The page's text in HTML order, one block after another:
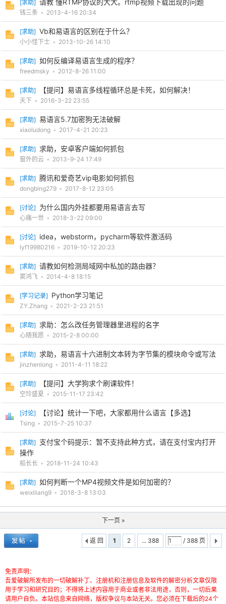
[求助] 请教 懂RTMP协议的大大。rtmp视频下载出现的问题
钱三条 • 2013-4-16 20:34
[求助] Vb和易语言的区别在于什么？
小小怪下士 • 2013-10-26 14:10
[求助] 如何反编译易语言生成的程序？
freedmsky • 2012-8-26 11:00
[求助] 【提问】易语言多线程循环总是卡死，如何解决！
天下 • 2016-3-22 23:55
[求助] 易语言5.7加密狗无法破解
xiaoludong • 2017-4-21 20:23
[求助] 求助，安卓客户端如何抓包
窗外的云 • 2013-9-24 17:49
[求助] 腾讯和爱奇艺vip电影如何抓包
dongbing279 • 2017-8-12 23:05
[讨论] 为什么国内外挂都要用易语言去写
心痛一世 • 2018-3-22 09:00
[讨论] idea，webstorm，pycharm等软件激活码
lyf19980216 • 2019-10-12 20:23
[求助] 请教如何检测局域网中私加的路由器？
窦鸿飞 • 2014-4-8 18:15
[学习记录] Python学习笔记
ZY.Zhang • 2021-2-23 21:51
[求助] 求助：怎么改任务管理器里进程的名字
心随我愿 • 2015-2-8 00:00
[求助] 求助，易语言十六进制文本转为字节集的模块命令或写法
jinzhenlong • 2011-4-11 18:22
[求助] 【提问】大学狗求个刷课软件！
空玲盛夏 • 2015-11-17 23:42
[讨论] 【讨论】统计一下吧，大家都用什么语言【多选】
Tsing • 2015-7-25 10:37
[求助] 支付宝个码提示：暂不支持此种方式，请在支付宝内打开
操作
船长长 • 2018-11-24 10:43
[求助] 如何判断一个MP4视频文件是如何加密的？
weixiliang9 • 2018-3-8 13:03
下一页 »
1 2 ... 388 / 388 页
返 回
免责声明：
吾爱破解所发布的一切破解补丁、注册机和注册信息及软件的解密分析文章仅限
用于学习和研究目的；不得将上述内容用于商业或者非法用途，否则，一切后果
请用户自负。本站信息来自网络，版权争议与本站无关。您必须在下载后的24个